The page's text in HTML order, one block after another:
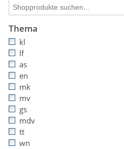
Thema
kl
lf
as
en
mk
mv
gs
mdv
tt
wn